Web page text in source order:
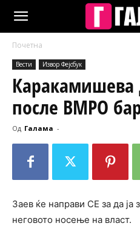
Почетна
Вести Извор Фејсбук
Каракамишева
после ВМРО
Од Галама -
Заев ќе направи СЕ за да ја
неговото носење на власт.